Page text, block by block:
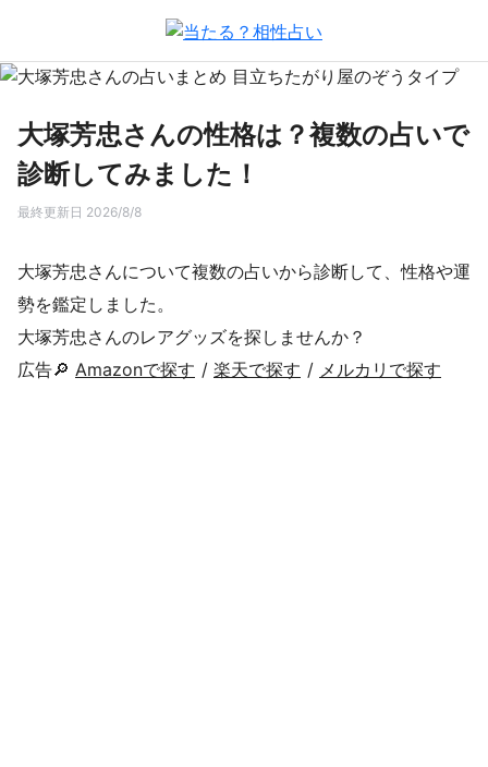
大塚芳忠さんの性格は？複数の占いで
診断してみました！
最終更新日 2026/8/8
大塚芳忠さんについて複数の占いから診断して、性格や運
勢を鑑定しました。
大塚芳忠さんのレアグッズを探しませんか？
広告🔎 Amazonで探す / 楽天で探す / メルカリで探す